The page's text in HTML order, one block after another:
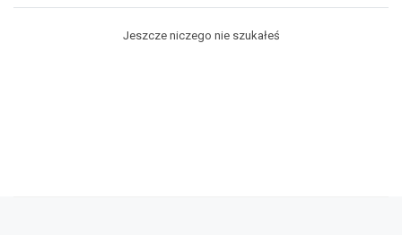
Jeszcze niczego nie szukałeś